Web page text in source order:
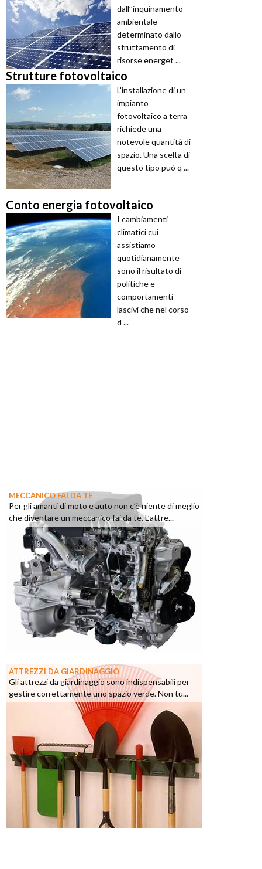
dall’’inquinamento
ambientale
determinato dallo
sfruttamento di
risorse energet ...
Strutture fotovoltaico
L'installazione di un
impianto
fotovoltaico a terra
richiede una
notevole quantità di
spazio. Una scelta di
questo tipo può q ...
Conto energia fotovoltaico
I cambiamenti
climatici cui
assistiamo
quotidianamente
sono il risultato di
politiche e
comportamenti
lascivi che nel corso
d ...
MECCANICO FAI DA TE
Per gli amanti di moto e auto non c’è niente di meglio
che diventare un meccanico fai da te. L’attre...
ATTREZZI DA GIARDINAGGIO
Gli attrezzi da giardinaggio sono indispensabili per
gestire correttamente uno spazio verde. Non tu...